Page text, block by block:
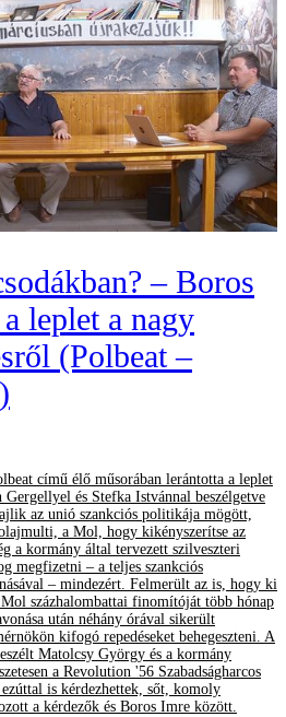
– Boros
leplet a nagy
(Polbeat –
című élő műsorában lerántotta a leplet
és Stefka Istvánnal beszélgetve
az unió szankciós politikája mögött,
a Mol, hogy kikényszerítse az
a kormány által tervezett szilveszteri
megfizetni – a teljes szankciós
– mindezért. Felmerült az is, hogy ki
százhalombattai finomítóját több hónap
után néhány órával sikerült
kifogó repedéseket behegeszteni. A
Matolcsy György és a kormány
a Revolution '56 Szabadságharcos
is kérdezhettek, sőt, komoly
a kérdezők és Boros Imre között.